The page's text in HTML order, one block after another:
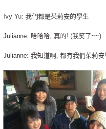
Ivy Yu: 我們都是茱莉安的學生
Julianne: 哈哈哈, 真的! (我笑了~~)
Julianne: 我知道啊, 都有我們茱莉